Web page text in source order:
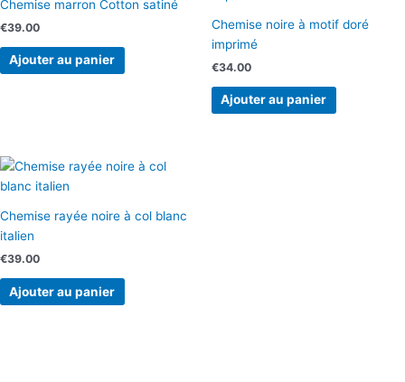
Chemise marron Cotton satiné
€39.00
Ajouter au panier
Chemise noire à motif doré
imprimé
€34.00
Ajouter au panier
Chemise rayée noire à col blanc
italien
€39.00
Ajouter au panier